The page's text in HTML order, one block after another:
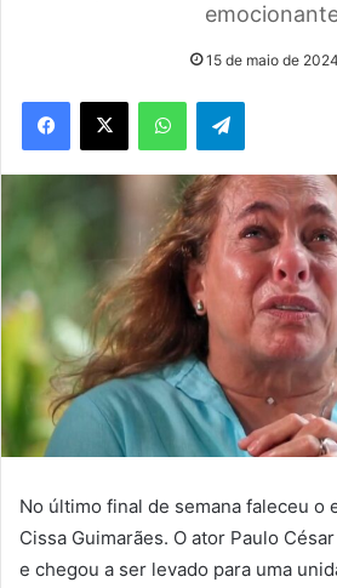
15 de maio de 2024
WhatsAppTelegram
No último final de semana faleceu o
Cissa Guimarães. O ator Paulo
e chegou a ser levado para uma